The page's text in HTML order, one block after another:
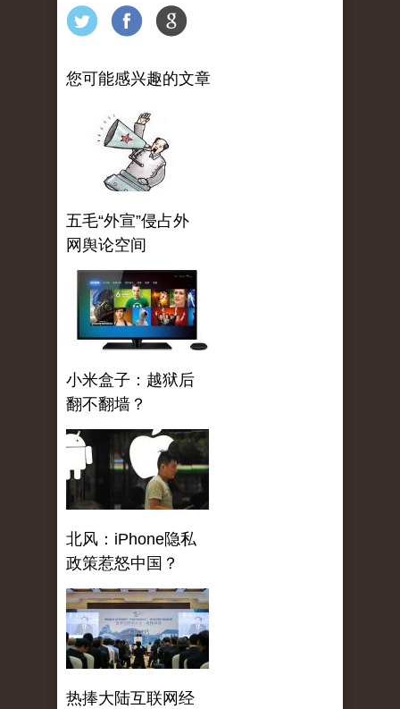
您可能感兴趣的文章
五毛“外宣”侵占外
网舆论空间
小米盒子：越狱后
翻不翻墙？
北风：iPhone隐私
政策惹怒中国？
热捧大陆互联网经